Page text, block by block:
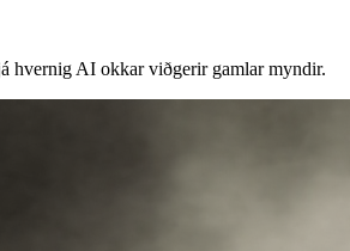
hvernig AI okkar viðgerir gamlar myndir.